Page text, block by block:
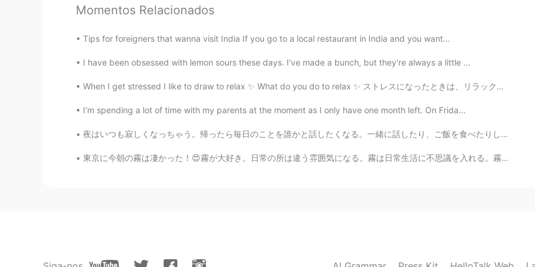
😂😂
Momentos Relacionados
Tips for foreigners that wanna visit India If you go to a local restaurant in India and you want...
I have been obsessed with lemon sours these days. I've made a bunch, but they're always a little ...
When I get stressed I like to draw to relax ✨ What do you do to relax ✨ ストレスになったときは、リラックスして絵を描くの...
I’m spending a lot of time with my parents at the moment as I only have one month left. On Frida...
夜はいつも寂しくなっちゃう。帰ったら毎日のことを誰かと話したくなる。一緒に話したり、ご飯を食べたりしながら、1日の疲れが取れる。ペットがいればよかったけど、ペットも、家族も、友達も、彼氏もいない...
東京に今朝の霧は凄かった！😍霧が大好き。日常の所は違う雰囲気になる。霧は日常生活に不思議を入れる。霧は魔法。 考えはムーディーになったから、コーヒー☕️を飲みたくてなって来た。またファンキーで...